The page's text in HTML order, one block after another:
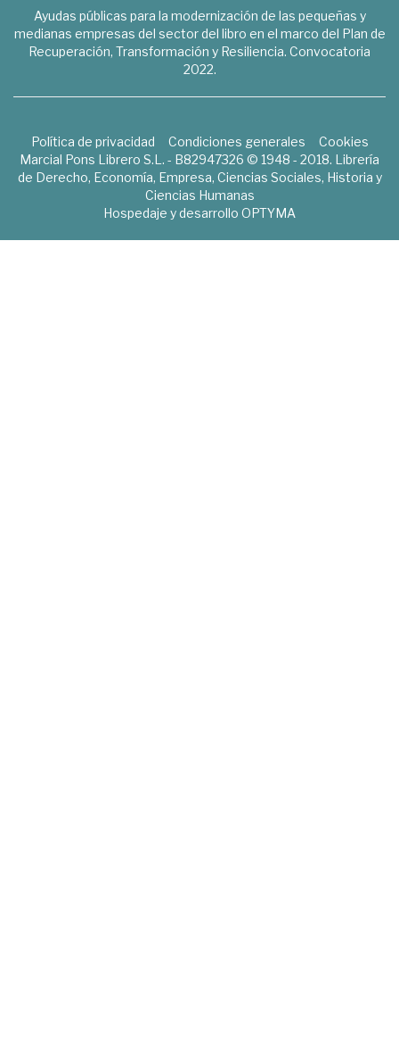
Ayudas públicas para la modernización de las pequeñas y
medianas empresas del sector del libro en el marco del Plan de
Recuperación, Transformación y Resiliencia. Convocatoria
2022.
Política de privacidad Condiciones generales
Cookies
Marcial Pons Librero S.L. - B82947326 © 1948 - 2018. Librería
de Derecho, Economía, Empresa, Ciencias Sociales, Historia y
Ciencias Humanas
Hospedaje y desarrollo OPTYMA